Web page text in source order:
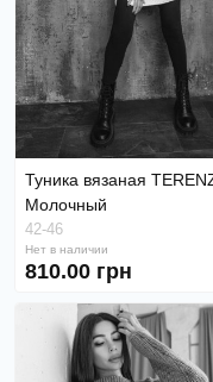
Туника вязаная
Молочный
42-46
Нет в наличии
810.00 грн